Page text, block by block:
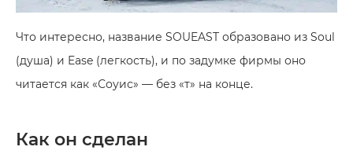
Что интересно, название SOUEAST образовано из Soul
(душа) и Ease (легкость), и по задумке фирмы оно
читается как «Соуис» — без «т» на конце.
Как он сделан